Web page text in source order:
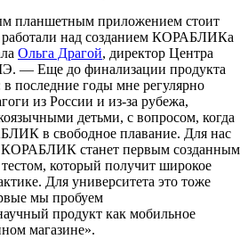
планшетным приложением стоит
работали над созданием КОРАБЛИКа
Ольга Драгой, директор Центра
— Еще до финализации продукта
последние годы мне регулярно
из России и из-за рубежа,
детьми, с вопросом, когда
в свободное плавание. Для нас
КОРАБЛИК станет первым созданным
который получит широкое
Для университета это тоже
мы пробуем
продукт как мобильное
магазине».